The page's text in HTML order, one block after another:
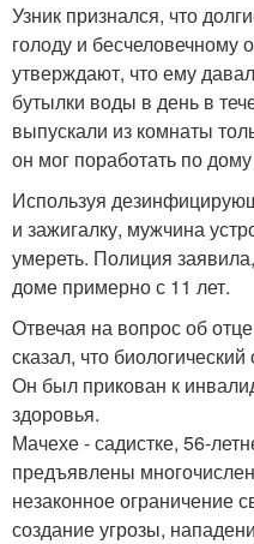
Узник признался, что
голоду и
утверждают, что ему
бутылки воды в день в
выпускали из комнаты
он мог поработать по
Используя
и зажигалку, мужчина
умереть. Полиция
доме примерно с 11 лет.
Отвечая на вопрос об
сказал, что
Он был прикован к
здоровья.
Мачехе - садистке, 56-
предъявлены
незаконное ограничение
создание угрозы,